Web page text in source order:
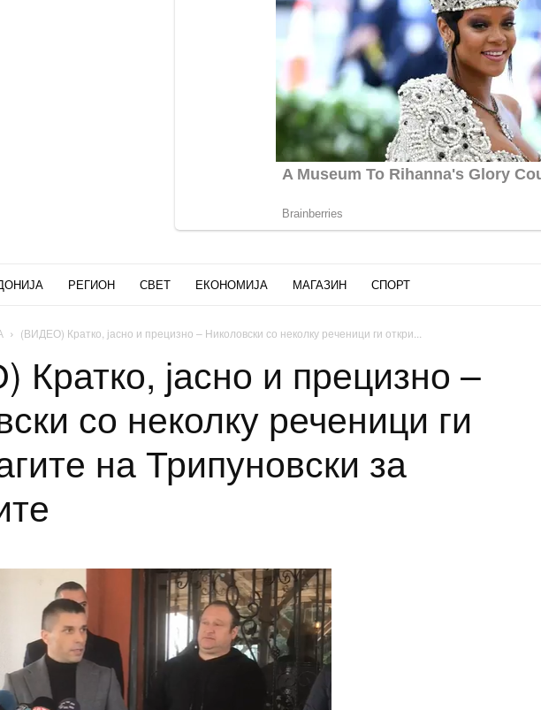
РЕГИОН СВЕТ ЕКОНОМИЈА МАГАЗИН СПОРТ
(ВИДЕО) Кратко, јасно и прецизно – Николовски со неколку реченици ги откри...
јасно и прецизно –
со неколку реченици ги
на Трипуновски за